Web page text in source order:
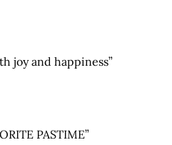
joy and happiness”
PASTIME”